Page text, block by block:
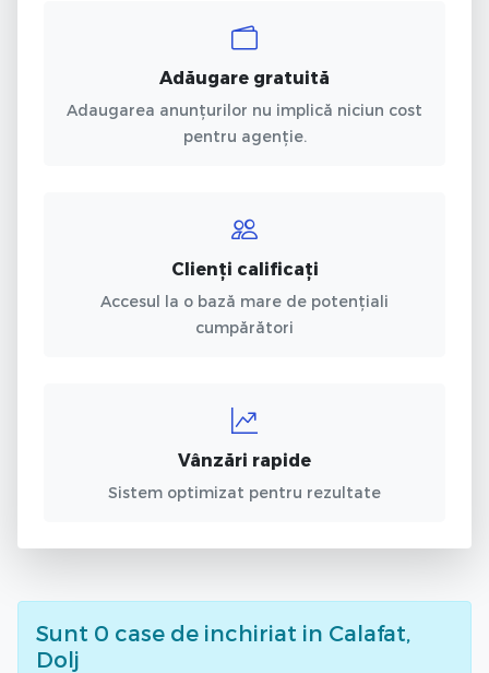
Adăugare gratuită
Adaugarea anunțurilor nu implică niciun cost
pentru agenție.
Clienți calificați
Accesul la o bază mare de potențiali
cumpărători
Vânzări rapide
Sistem optimizat pentru rezultate
Sunt 0 case de inchiriat in Calafat,
Dolj